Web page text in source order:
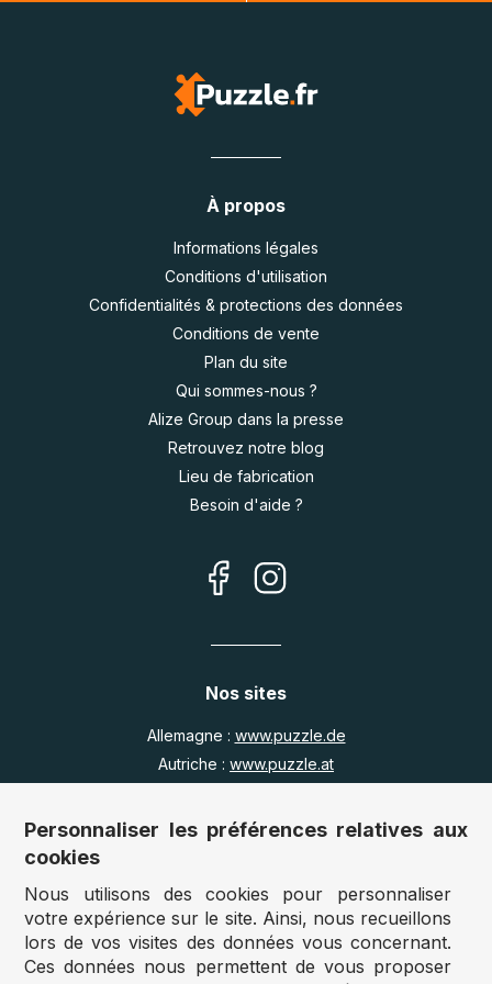
À propos
Informations légales
Conditions d'utilisation
Confidentialités & protections des données
Conditions de vente
Plan du site
Qui sommes-nous ?
Alize Group dans la presse
Retrouvez notre blog
Lieu de fabrication
Besoin d'aide ?
Nos sites
Allemagne : www.puzzle.de
Autriche : www.puzzle.at
Royaume Uni :
www.jigsawpuzzle.co.uk
Accès revendeurs / détaillants
Vous avez un magasin ?
Vous souhaitez accéder à nos prix revendeurs ?
Personnaliser les préférences relatives aux
cookies
Nous utilisons des cookies pour personnaliser
votre expérience sur le site. Ainsi, nous recueillons
lors de vos visites des données vous concernant.
Ces données nous permettent de vous proposer